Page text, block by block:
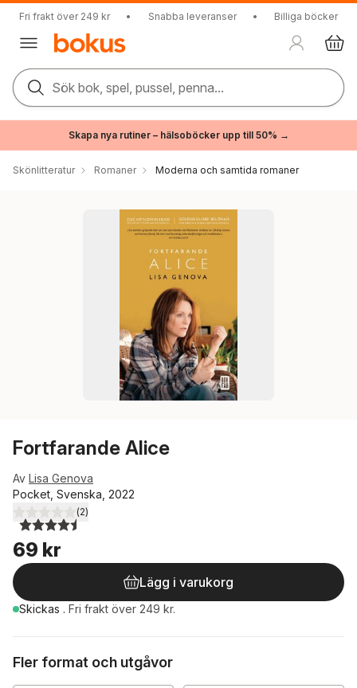
Fri frakt över 249 kr • Snabba leveranser • Billiga böcker
Sök bok, spel, pussel, penna...
Skapa nya rutiner – hälsoböcker upp till 50% →
Skönlitteratur Romaner Moderna och samtida romaner
Fortfarande Alice
Av Lisa Genova
Pocket, Svenska, 2022
4,5utav 5 stjärnor. Totalt antal röster:
(2)
69 kr
Lägg i varukorg
Skickas . Fri frakt över 249 kr.
Fler format och utgåvor